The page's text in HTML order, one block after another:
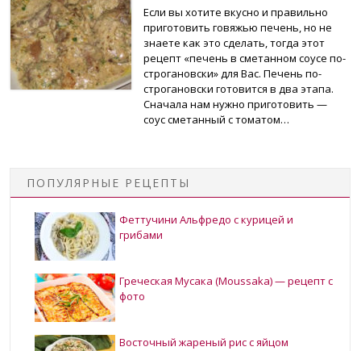
Если вы хотите вкусно и правильно
приготовить говяжью печень, но не
знаете как это сделать, тогда этот
рецепт «печень в сметанном соусе по-
строгановски» для Вас. Печень по-
строгановски готовится в два этапа.
Сначала нам нужно приготовить —
соус сметанный с томатом…
ПОПУЛЯРНЫЕ РЕЦЕПТЫ
Феттучини Альфредо с курицей и
грибами
Греческая Мусака (Moussaka) — рецепт с
фото
Восточный жареный рис с яйцом